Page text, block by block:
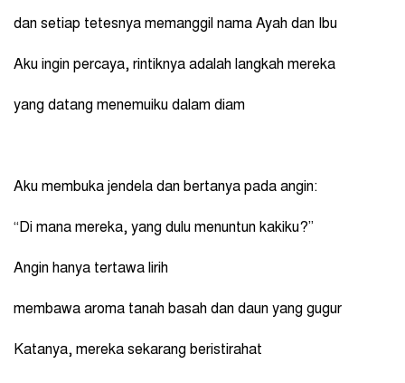
dan setiap tetesnya memanggil nama Ayah dan Ibu
Aku ingin percaya, rintiknya adalah langkah mereka
yang datang menemuiku dalam diam
Aku membuka jendela dan bertanya pada angin:
“Di mana mereka, yang dulu menuntun kakiku?”
Angin hanya tertawa lirih
membawa aroma tanah basah dan daun yang gugur
Katanya, mereka sekarang beristirahat